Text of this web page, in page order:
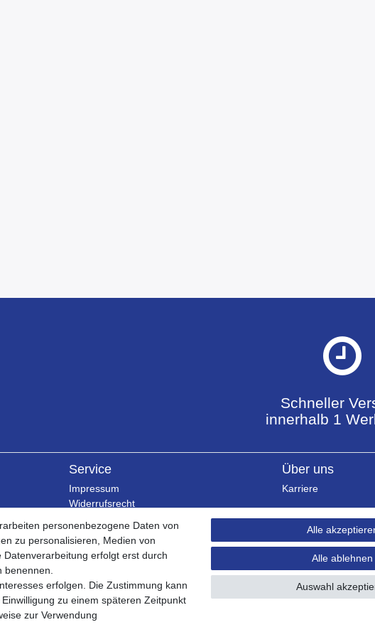
Schneller
innerhalb 1
Service
Impressum
Widerrufsrecht
Datenschutzerklärung
Barrierefreiheitserklärung
Über uns
Karriere
personenbezogene Daten von
zu personalisieren, Medien von
erfolgt erst durch
erfolgen. Die Zustimmung kann
zu einem späteren Zeitpunkt
zur Verwendung
Alle
Alle ablehnen
Auswahl